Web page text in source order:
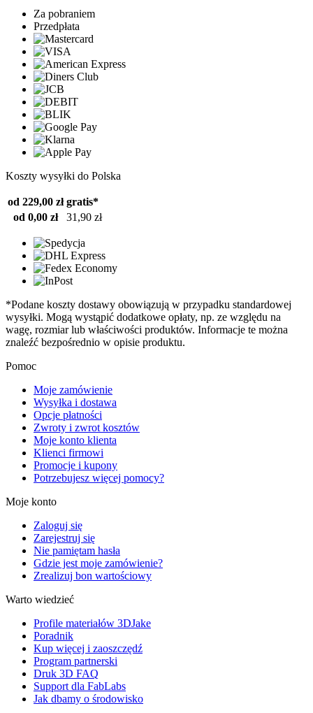
Za pobraniem
Przedpłata
Koszty wysyłki do Polska
od 229,00 zł gratis*
od 0,00 zł
31,90 zł
*Podane koszty dostawy obowiązują w przypadku standardowej
wysyłki. Mogą wystąpić dodatkowe opłaty, np. ze względu na
wagę, rozmiar lub właściwości produktów. Informacje te można
znaleźć bezpośrednio w opisie produktu.
Pomoc
Moje zamówienie
Wysyłka i dostawa
Opcje płatności
Zwroty i zwrot kosztów
Moje konto klienta
Klienci firmowi
Promocje i kupony
Potrzebujesz więcej pomocy?
Moje konto
Zaloguj się
Zarejestruj się
Nie pamiętam hasła
Gdzie jest moje zamówienie?
Zrealizuj bon wartościowy
Warto wiedzieć
Profile materiałów 3DJake
Poradnik
Kup więcej i zaoszczędź
Program partnerski
Druk 3D FAQ
Support dla FabLabs
Jak dbamy o środowisko